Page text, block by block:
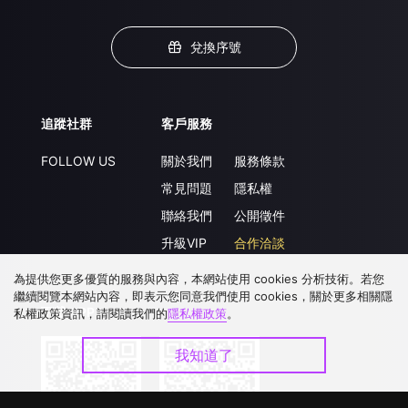
兌換序號
追蹤社群
FOLLOW US
客戶服務
關於我們
常見問題
聯絡我們
升級VIP
服務條款
隱私權
公開徵件
合作洽談
下載 APP
為提供您更多優質的服務與內容，本網站使用 cookies 分析技術。若您
繼續閱覽本網站內容，即表示您同意我們使用 cookies，關於更多相關隱
私權政策資訊，請閱讀我們的隱私權政策。
我知道了